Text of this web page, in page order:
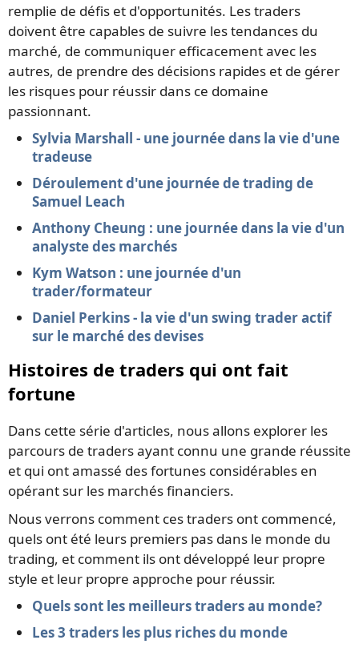
remplie de défis et d'opportunités. Les traders
doivent être capables de suivre les tendances du
marché, de communiquer efficacement avec les
autres, de prendre des décisions rapides et de gérer
les risques pour réussir dans ce domaine
passionnant.
Sylvia Marshall - une journée dans la vie d'une
tradeuse
Déroulement d'une journée de trading de
Samuel Leach
Anthony Cheung : une journée dans la vie d'un
analyste des marchés
Kym Watson : une journée d'un
trader/formateur
Daniel Perkins - la vie d'un swing trader actif
sur le marché des devises
Histoires de traders qui ont fait
fortune
Dans cette série d'articles, nous allons explorer les
parcours de traders ayant connu une grande réussite
et qui ont amassé des fortunes considérables en
opérant sur les marchés financiers.
Nous verrons comment ces traders ont commencé,
quels ont été leurs premiers pas dans le monde du
trading, et comment ils ont développé leur propre
style et leur propre approche pour réussir.
Quels sont les meilleurs traders au monde?
Les 3 traders les plus riches du monde